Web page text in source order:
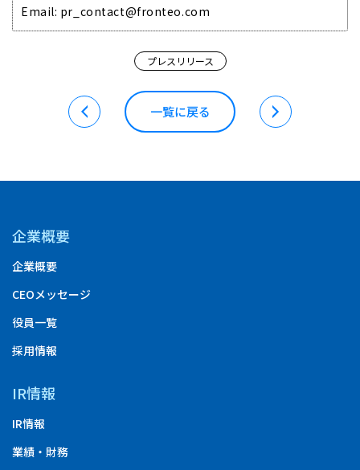
Email: pr_contact@fronteo.com
プレスリリース
一覧に戻る
企業概要
企業概要
CEOメッセージ
役員一覧
採用情報
IR情報
IR情報
業績・財務